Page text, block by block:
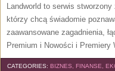
Landworld to serwis
którzy chcą świadomie
zaawansowane zagadnienia,
Premium i Nowości i Premiery
CATEGORIES: BIZNES, FINANSE,